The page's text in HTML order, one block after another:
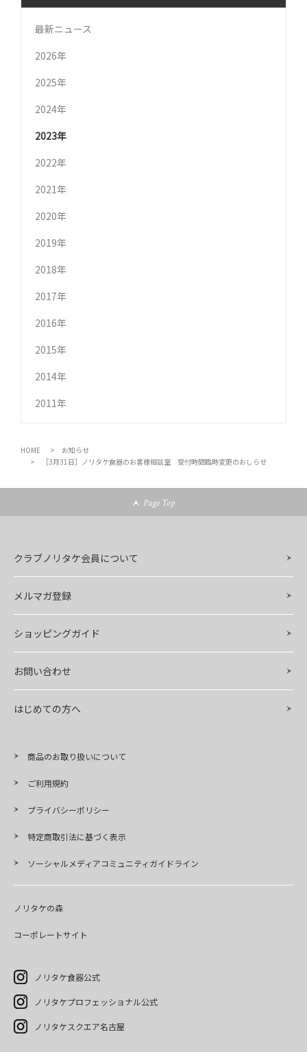
最新ニュース
2026年
2025年
2024年
2023年
2022年
2021年
2020年
2019年
2018年
2017年
2016年
2015年
2014年
2011年
HOME
お知らせ
［3月31日］ノリタケ食器のお客様相談室 受付時間臨時変更のおしらせ
Page Top
クラブノリタケ会員について
メルマガ登録
ショッピングガイド
お問い合わせ
はじめての方へ
商品のお取り扱いについて
ご利用規約
プライバシーポリシー
特定商取引法に基づく表示
ソーシャルメディアコミュニティガイドライン
ノリタケの森
コーポレートサイト
ノリタケ食器公式
ノリタケプロフェッショナル公式
ノリタケスクエア名古屋